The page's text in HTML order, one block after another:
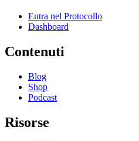
Entra nel Protocollo
Dashboard
Contenuti
Blog
Shop
Podcast
Risorse